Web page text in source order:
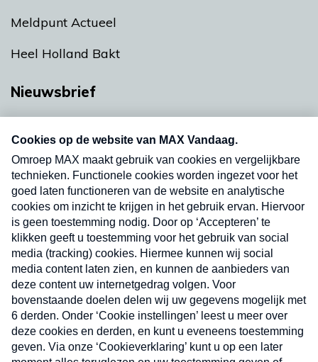
Meldpunt Actueel
Heel Holland Bakt
Nieuwsbrief
nieuwsbrief. Elke vrijdag- en dinsdagochtend in
uw mailbox.
Verzend
Nieuwsbrief
Neem hier een gratis abonnement op onze